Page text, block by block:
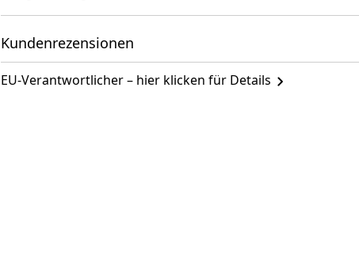
Kundenrezensionen
EU-Verantwortlicher – hier klicken für Details